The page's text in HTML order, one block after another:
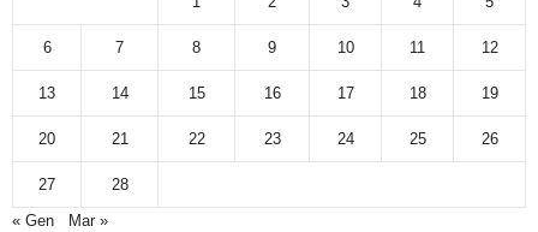
6 7 8 9 10 11 12
13 14 15 16 17 18 19
20 21 22 23 24 25 26
27
28
« Gen
Mar »